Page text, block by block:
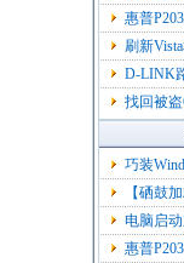
惠普
刷新
D-LINK
找回被
巧装
【硒鼓
电脑启
惠普